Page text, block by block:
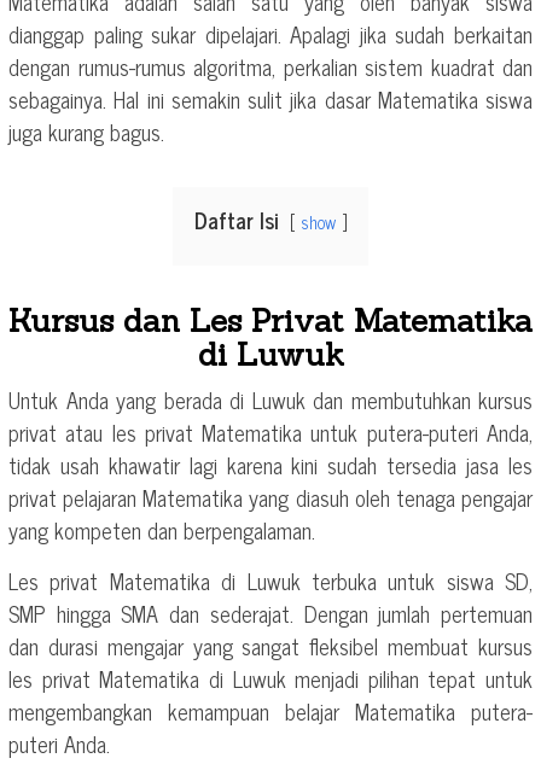
dianggap paling sukar dipelajari. Apalagi jika sudah berkaitan
dengan rumus-rumus algoritma, perkalian sistem kuadrat dan
sebagainya. Hal ini semakin sulit jika dasar Matematika siswa
juga kurang bagus.
Daftar Isi show
Kursus dan Les Privat Matematika
di Luwuk
Untuk Anda yang berada di Luwuk dan membutuhkan kursus
privat atau les privat Matematika untuk putera-puteri Anda,
tidak usah khawatir lagi karena kini sudah tersedia jasa les
privat pelajaran Matematika yang diasuh oleh tenaga pengajar
yang kompeten dan berpengalaman.
Les privat Matematika di Luwuk terbuka untuk siswa SD,
SMP hingga SMA dan sederajat. Dengan jumlah pertemuan
dan durasi mengajar yang sangat fleksibel membuat kursus
les privat Matematika di Luwuk menjadi pilihan tepat untuk
mengembangkan kemampuan belajar Matematika putera-
puteri Anda.